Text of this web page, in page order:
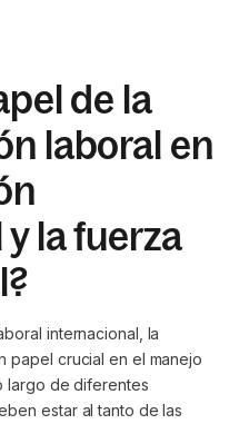
de la
laboral en
la fuerza
internacional, la
papel crucial en el manejo
largo de diferentes
estar al tanto de las